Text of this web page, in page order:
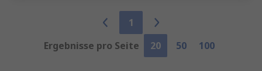
1
Ergebnisse pro Seite
20 50 100